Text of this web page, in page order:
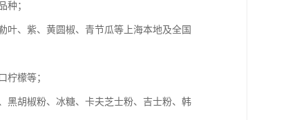
种；
叶、紫、黄圆椒、青节瓜等上海本地及全国
柠檬等；
黑胡椒粉、冰糖、卡夫芝士粉、吉士粉、韩